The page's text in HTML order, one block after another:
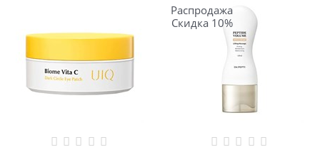
Распродажа
Скидка 10%